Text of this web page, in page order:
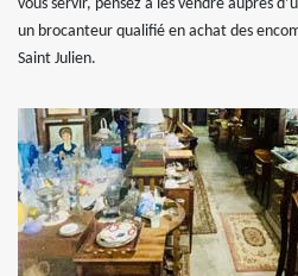
vous servir, pensez à les vendre auprès
un brocanteur qualifié en achat des
Saint Julien.